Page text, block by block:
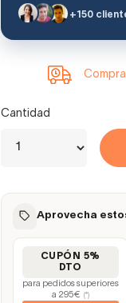
+150
Cantidad
Aprovecha
CUPÓN 5%
DTO
para pedidos superiores
a 295€
(*)